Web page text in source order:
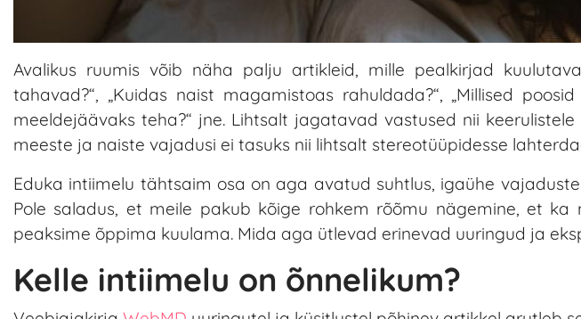
Avalikus ruumis võib näha palju artikleid, mille pealkirjad
tahavad?“, „Kuidas naist magamistoas rahuldada?“, „Millised
meeldejäävaks teha?“ jne. Lihtsalt jagatavad vastused nii
meeste ja naiste vajadusi ei tasuks nii lihtsalt stereotüüpidesse
Eduka intiimelu tähtsaim osa on aga avatud suhtlus, igaühe
Pole saladus, et meile pakub kõige rohkem rõõmu nägemine, et ka
peaksime õppima kuulama. Mida aga ütlevad erinevad uuringud ja
Kelle intiimelu on õnnelikum?